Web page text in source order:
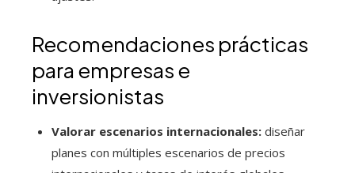
Recomendaciones prácticas
para empresas e
inversionistas
Valorar escenarios internacionales: diseñar
planes con múltiples escenarios de precios